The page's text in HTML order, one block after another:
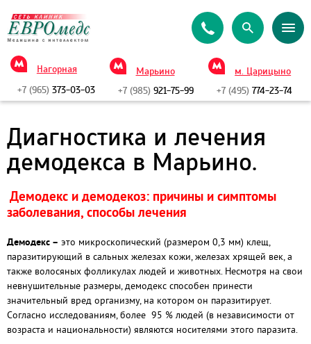
Нагорная
+7 (965) 373-03-03
Марьино
+7 (985)921-75-99
м. Царицыно
+7 (495) 774-23-74
Диагностика и лечения
демодекса в Марьино.
Демодекс и демодекоз: причины и симптомы
заболевания, способы лечения
Демодекс – это микроскопический (размером 0,3 мм) клещ,
паразитирующий в сальных железах кожи, железах хрящей век, а
также волосяных фолликулах людей и животных. Несмотря на свои
невнушительные размеры, демодекс способен принести
значительный вред организму, на котором он паразитирует.
Согласно исследованиям, более 95 % людей (в независимости от
возраста и национальности) являются носителями этого паразита.